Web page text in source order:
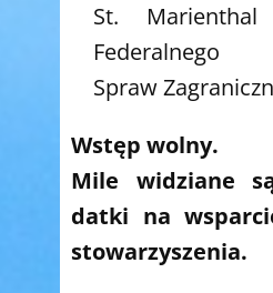
St.
Federalnego
Spraw
Wstęp wolny.
Mile widziane
datki na
stowarzyszenia.